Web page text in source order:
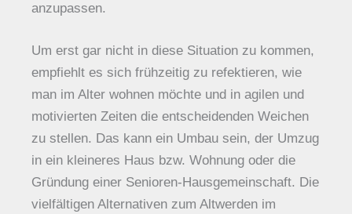
anzupassen.
Um erst gar nicht in diese Situation zu kommen,
empfiehlt es sich frühzeitig zu refektieren, wie
man im Alter wohnen möchte und in agilen und
motivierten Zeiten die entscheidenden Weichen
zu stellen. Das kann ein Umbau sein, der Umzug
in ein kleineres Haus bzw. Wohnung oder die
Gründung einer Senioren-Hausgemeinschaft. Die
vielfältigen Alternativen zum Altwerden im